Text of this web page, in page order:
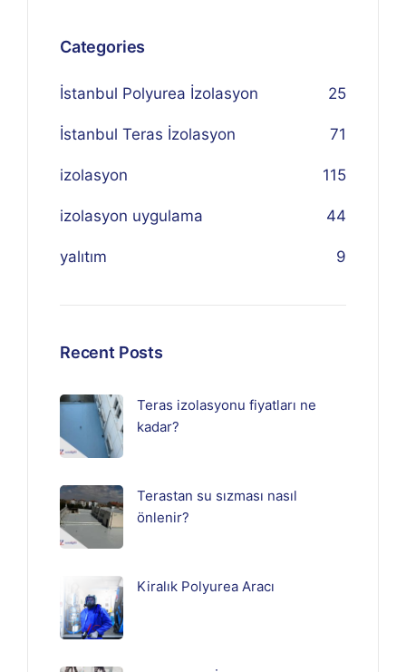
Categories
İstanbul Polyurea İzolasyon 25
İstanbul Teras İzolasyon 71
izolasyon 115
izolasyon uygulama 44
yalıtım 9
Recent Posts
Teras izolasyonu fiyatları ne
kadar?
Terastan su sızması nasıl
önlenir?
Kiralık Polyurea Aracı